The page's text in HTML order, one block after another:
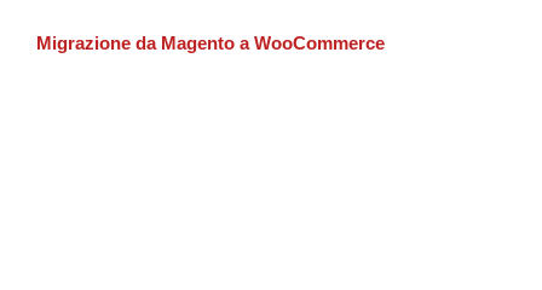
Migrazione da Magento a WooCommerce